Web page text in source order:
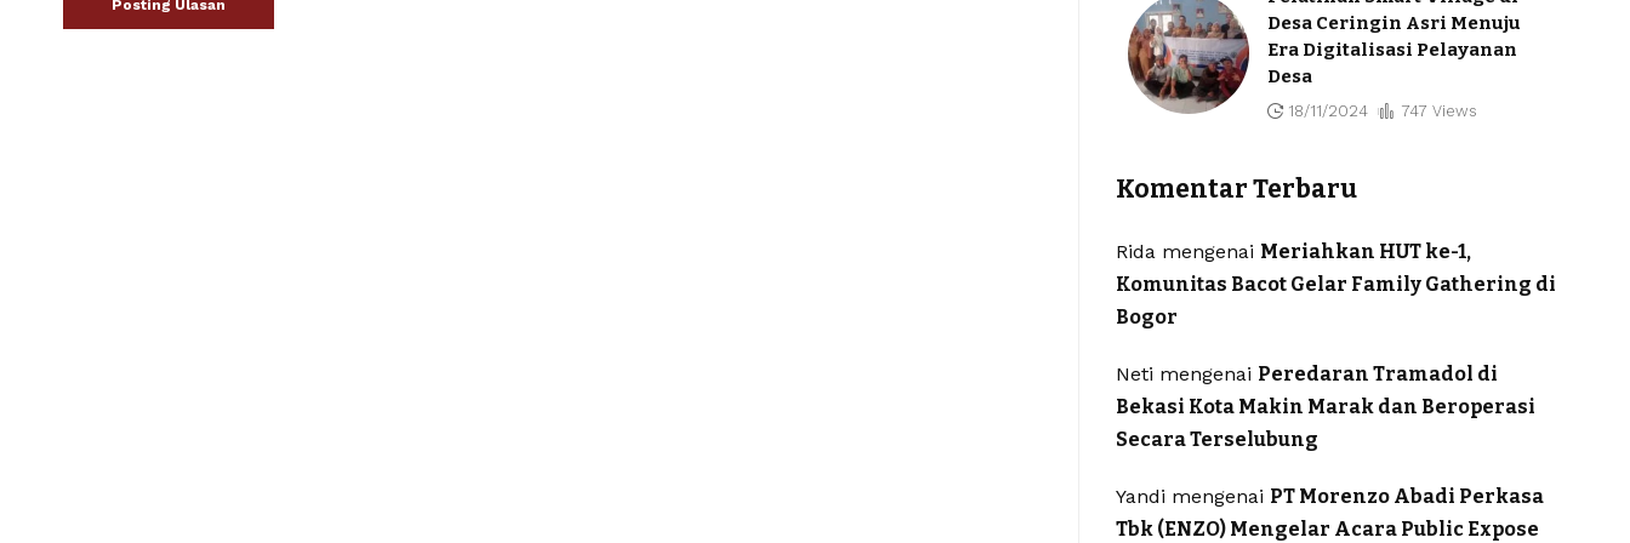
Desa Ceringin Asri Menuju
Era Digitalisasi Pelayanan
Desa
18/11/2024 747 Views
Komentar Terbaru
Ridamengenai Meriahkan HUT ke-1,
Komunitas Bacot Gelar Family Gathering di
Bogor
Neti mengenai Peredaran Tramadol di
Bekasi Kota Makin Marak dan Beroperasi
Secara Terselubung
Yandi mengenai PT Morenzo Abadi Perkasa
Tbk (ENZO) Mengelar Acara Public Expose